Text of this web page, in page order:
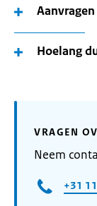
Aanvragen
Hoelang
VRAGEN
Neem
+31